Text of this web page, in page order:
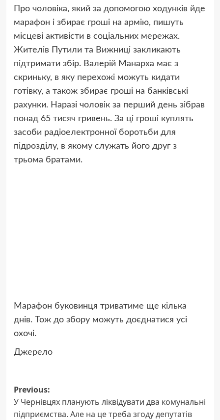
Про чоловіка, який за допомогою ходунків йде
марафон і збирає гроші на армію, пишуть
місцеві активісти в соціальних мережах.
Жителів Путили та Вижниці закликають
підтримати збір. Валерій Манарха має з
скриньку, в яку перехожі можуть кидати
готівку, а також збирає гроші на банківські
рахунки. Наразі чоловік за перший день зібрав
понад 65 тисяч гривень. За ці гроші куплять
засоби радіоелектронної боротьби для
підрозділу, в якому служать його друг з
трьома братами.
Марафон буковинця триватиме ще кілька
днів. Тож до збору можуть доєднатися усі
охочі.
Джерело
Post
navigation
Previous:
У Чернівцях планують ліквідувати два комунальні
підприємства. Але на це треба згоду депутатів